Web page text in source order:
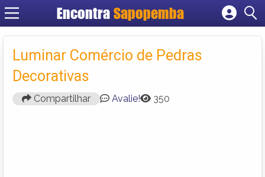
Encontra Sapopemba
Cadastrar empresa
Criar conta
Luminar Comércio de Pedras
Decorativas
Compartilhar Avalie! 350